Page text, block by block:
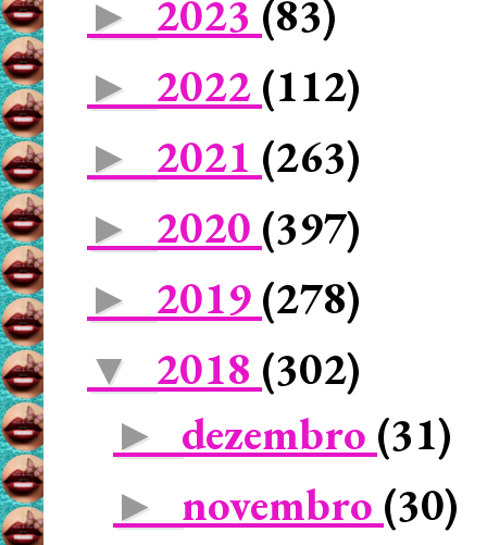
► 2023 (83)
► 2022 (112)
► 2021 (263)
► 2020 (397)
► 2019 (278)
▼ 2018 (302)
► dezembro (31)
► novembro (30)